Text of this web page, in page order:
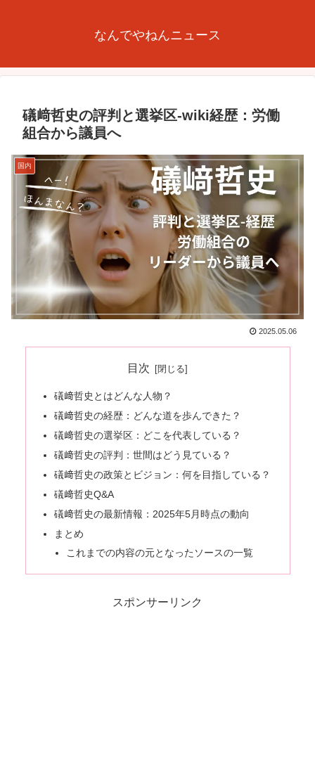
なんでやねんニュース
礒﨑哲史の評判と選挙区-wiki経歴：労働
組合から議員へ
国内
2025.05.06
目次
礒﨑哲史とはどんな人物？
礒﨑哲史の経歴：どんな道を歩んできた？
礒﨑哲史の選挙区：どこを代表している？
礒﨑哲史の評判：世間はどう見ている？
礒﨑哲史の政策とビジョン：何を目指している？
礒﨑哲史Q&A
礒﨑哲史の最新情報：2025年5月時点の動向
まとめ
これまでの内容の元となったソースの一覧
スポンサーリンク